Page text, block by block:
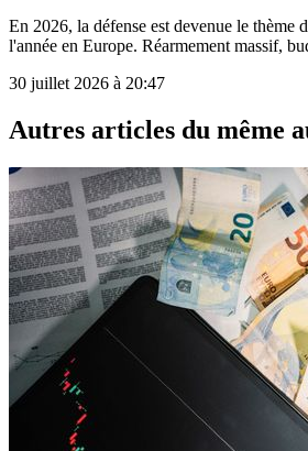
En 2026, la défense est devenue le thème
l'année en Europe. Réarmement massif,
30 juillet 2026 à 20:47
Autres articles du même